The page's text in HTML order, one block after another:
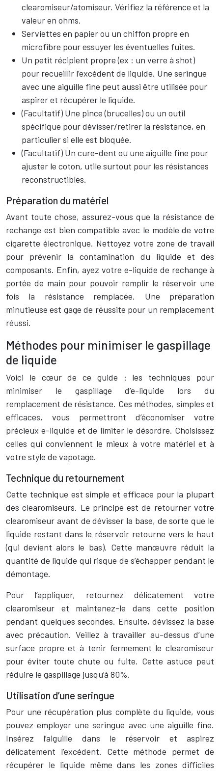
clearomiseur/atomiseur. Vérifiez la référence et la
valeur en ohms.
Serviettes en papier ou un chiffon propre en
microfibre pour essuyer les éventuelles fuites.
Un petit récipient propre (ex : un verre à shot)
pour recueillir l’excédent de liquide. Une seringue
avec une aiguille fine peut aussi être utilisée pour
aspirer et récupérer le liquide.
(Facultatif) Une pince (brucelles) ou un outil
spécifique pour dévisser/retirer la résistance, en
particulier si elle est bloquée.
(Facultatif) Un cure-dent ou une aiguille fine pour
ajuster le coton, utile surtout pour les résistances
reconstructibles.
Préparation du matériel
Avant toute chose, assurez-vous que la résistance de
rechange est bien compatible avec le modèle de votre
cigarette électronique. Nettoyez votre zone de travail
pour prévenir la contamination du liquide et des
composants. Enfin, ayez votre e-liquide de rechange à
portée de main pour pouvoir remplir le réservoir une
fois la résistance remplacée. Une préparation
minutieuse est gage de réussite pour un remplacement
réussi.
Méthodes pour minimiser le gaspillage
de liquide
Voici le cœur de ce guide : les techniques pour
minimiser le gaspillage d’e-liquide lors du
remplacement de résistance. Ces méthodes, simples et
efficaces, vous permettront d’économiser votre
précieux e-liquide et de limiter le désordre. Choisissez
celles qui conviennent le mieux à votre matériel et à
votre style de vapotage.
Technique du retournement
Cette technique est simple et efficace pour la plupart
des clearomiseurs. Le principe est de retourner votre
clearomiseur avant de dévisser la base, de sorte que le
liquide restant dans le réservoir retourne vers le haut
(qui devient alors le bas). Cette manœuvre réduit la
quantité de liquide qui risque de s’échapper pendant le
démontage.
Pour l’appliquer, retournez délicatement votre
clearomiseur et maintenez-le dans cette position
pendant quelques secondes. Ensuite, dévissez la base
avec précaution. Veillez à travailler au-dessus d’une
surface propre et à tenir fermement le clearomiseur
pour éviter toute chute ou fuite. Cette astuce peut
réduire le gaspillage jusqu’à 80%.
Utilisation d’une seringue
Pour une récupération plus complète du liquide, vous
pouvez employer une seringue avec une aiguille fine.
Insérez l’aiguille dans le réservoir et aspirez
délicatement l’excédent. Cette méthode permet de
récupérer le liquide même dans les zones difficiles